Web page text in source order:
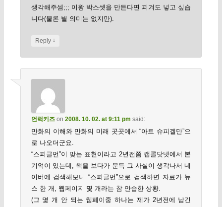
생각해주셈;;; 이왕 박스셋을 만든다면 피겨도 넣고 싶습
니다(물론 별 의미는 없지만).
Reply ↓
언럭키즈on 2008. 10. 02. at 9:11 pm said:
만화의 이해와 만화의 미래 곳곳에서 “아트 슈피겔만”으
로 나오더군요.
“스피글먼”이 맞는 표현이라고 2년전쯤 캡콜닷넷에서 본
기억이 있는데, 책을 보다가 문득 그 사실이 생각나서 네
이버에 검색해보니 “스피글먼”으로 검색하면 자료가 뉴
스 한 개, 웹페이지 몇 개라는 참 안습한 상황.
(그 몇 개 안 되는 웹페이중 하나는 제가 2년전에 남긴